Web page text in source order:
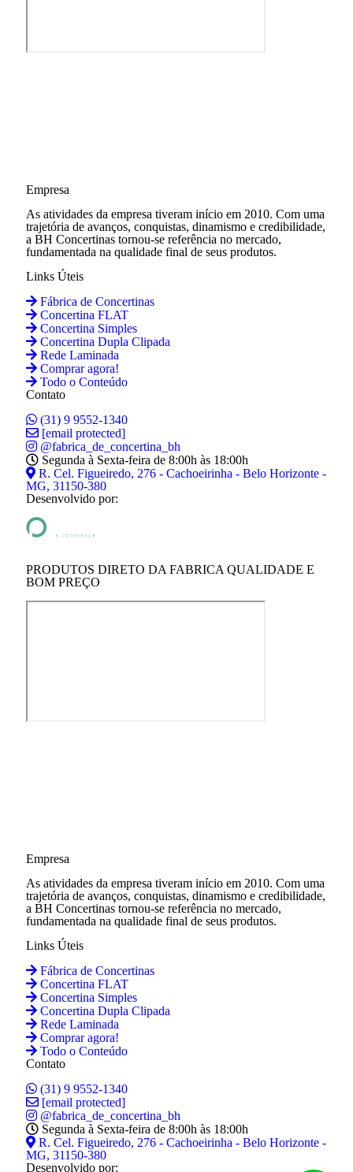
Empresa
As atividades da empresa tiveram início em 2010. Com uma
trajetória de avanços, conquistas, dinamismo e credibilidade,
a BH Concertinas tornou-se referência no mercado,
fundamentada na qualidade final de seus produtos.
Links Úteis
Fábrica de Concertinas
Concertina FLAT
Concertina Simples
Concertina Dupla Clipada
Rede Laminada
Comprar agora!
Todo o Conteúdo
Contato
(31) 9 9552-1340
[email protected]
@fabrica_de_concertina_bh
Segunda à Sexta-feira de 8:00h às 18:00h
R. Cel. Figueiredo, 276 - Cachoeirinha - Belo Horizonte -
MG, 31150-380
Desenvolvido por:
PRODUTOS DIRETO DA FABRICA QUALIDADE E
BOM PREÇO
Empresa
As atividades da empresa tiveram início em 2010. Com uma
trajetória de avanços, conquistas, dinamismo e credibilidade,
a BH Concertinas tornou-se referência no mercado,
fundamentada na qualidade final de seus produtos.
Links Úteis
Fábrica de Concertinas
Concertina FLAT
Concertina Simples
Concertina Dupla Clipada
Rede Laminada
Comprar agora!
Todo o Conteúdo
Contato
(31) 9 9552-1340
[email protected]
@fabrica_de_concertina_bh
Segunda à Sexta-feira de 8:00h às 18:00h
R. Cel. Figueiredo, 276 - Cachoeirinha - Belo Horizonte -
MG, 31150-380
Desenvolvido por: